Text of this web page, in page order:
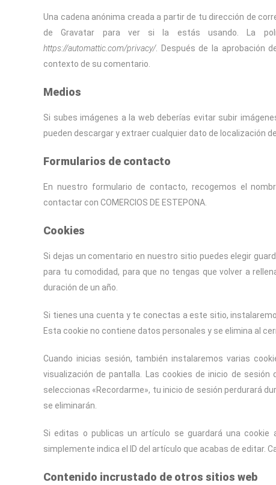
Una cadena anónima creada a partir de tu dirección de
de Gravatar para ver si la estás usando. La
https://automattic.com/privacy/. Después de la aprobación
contexto de su comentario.
Medios
Si subes imágenes a la web deberías evitar subir
pueden descargar y extraer cualquier dato de localización
Formularios de contacto
En nuestro formulario de contacto, recogemos el
contactar con COMERCIOS DE ESTEPONA.
Cookies
Si dejas un comentario en nuestro sitio puedes elegir
para tu comodidad, para que no tengas que volver a
duración de un año.
Si tienes una cuenta y te conectas a este sitio,
Esta cookie no contiene datos personales y se elimina al
Cuando inicias sesión, también instalaremos varias
visualización de pantalla. Las cookies de inicio de
seleccionas «Recordarme», tu inicio de sesión perdurará
se eliminarán.
Si editas o publicas un artículo se guardará una cookie
simplemente indica el ID del artículo que acabas de editar.
Contenido incrustado de otros sitios web